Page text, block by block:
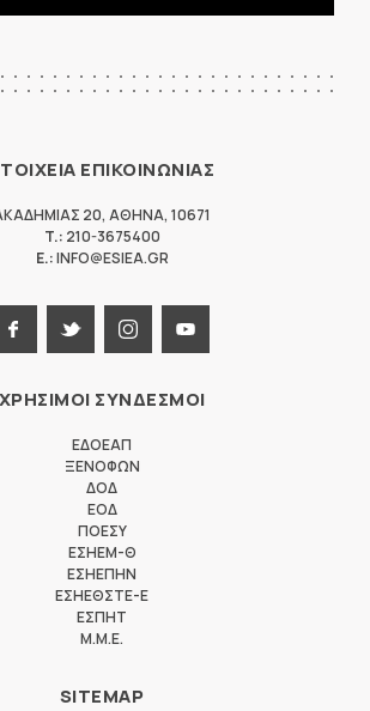
ΕΠΙΚΟΙΝΩΝΙΑΣ
20, ΑΘΗΝΑ, 10671
T.: 210-3675400
E.:INFO@ESIEA.GR
ΧΡΗΣΙΜΟΙ ΣΥΝΔΕΣΜΟΙ
ΕΔΟΕΑΠ
ΞΕΝΟΦΩΝ
ΔΟΔ
ΕΟΔ
ΠΟΕΣΥ
ΕΣΗΕΜ-Θ
ΕΣΗΕΠΗΝ
ΕΣΗΕΘΣΤΕ-Ε
ΕΣΠΗΤ
M.M.E.
SITEMAP